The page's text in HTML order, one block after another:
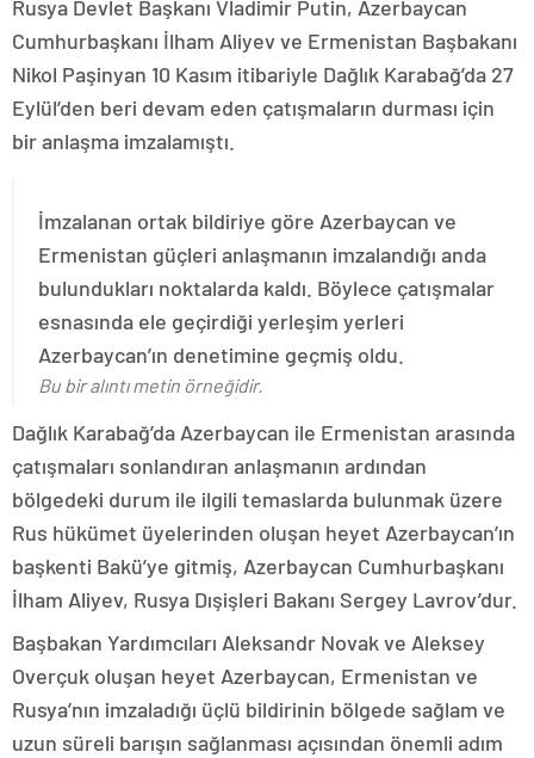
Rusya Devlet Başkanı Vladimir Putin, Azerbaycan
Cumhurbaşkanı İlham Aliyev ve Ermenistan Başbakanı
Nikol Paşinyan 10 Kasım itibariyle Dağlık Karabağ’da 27
Eylül’den beri devam eden çatışmaların durması için
bir anlaşma imzalamıştı.
İmzalanan ortak bildiriye göre Azerbaycan ve
Ermenistan güçleri anlaşmanın imzalandığı anda
bulundukları noktalarda kaldı. Böylece çatışmalar
esnasında ele geçirdiği yerleşim yerleri
Azerbaycan’ın denetimine geçmiş oldu.
Bu bir alıntı metin örneğidir.
Dağlık Karabağ’da Azerbaycan ile Ermenistan arasında
çatışmaları sonlandıran anlaşmanın ardından
bölgedeki durum ile ilgili temaslarda bulunmak üzere
Rus hükümet üyelerinden oluşan heyet Azerbaycan’ın
başkenti Bakü’ye gitmiş, Azerbaycan Cumhurbaşkanı
İlham Aliyev, Rusya Dışişleri Bakanı Sergey Lavrov’dur.
Başbakan Yardımcıları Aleksandr Novak ve Aleksey
Overçuk oluşan heyet Azerbaycan, Ermenistan ve
Rusya’nın imzaladığı üçlü bildirinin bölgede sağlam ve
uzun süreli barışın sağlanması açısından önemli adım